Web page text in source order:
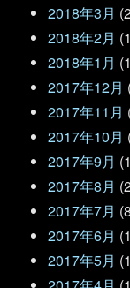
2018年3月
2018年2月
2018年1月
2017年12月
2017年11月
2017年10月
2017年9月
2017年8月
2017年7月
2017年6月
2017年5月